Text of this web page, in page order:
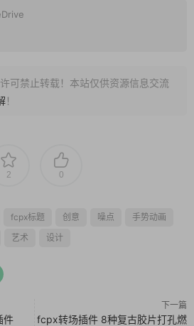
可禁止转载！本站仅供资源信息交流
！
2 0
fcpx标题 创意 噪点
手势动画
艺术 设计
件
下一篇
fcpx转场插件 8种复古胶片打孔燃